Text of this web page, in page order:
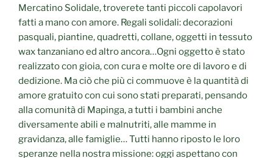
Mercatino Solidale, troverete tanti piccoli capolavori
fatti a mano con amore. Regali solidali: decorazioni
pasquali, piantine, quadretti, collane, oggetti in tessuto
wax tanzaniano ed altro ancora…Ogni oggetto è stato
realizzato con gioia, con cura e molte ore di lavoro e di
dedizione. Ma ciò che più ci commuove è la quantità di
amore gratuito con cui sono stati preparati, pensando
alla comunità di Mapinga, a tutti i bambini anche
diversamente abili e malnutriti, alle mamme in
gravidanza, alle famiglie… Tutti hanno riposto le loro
speranze nella nostra missione: oggi aspettano con